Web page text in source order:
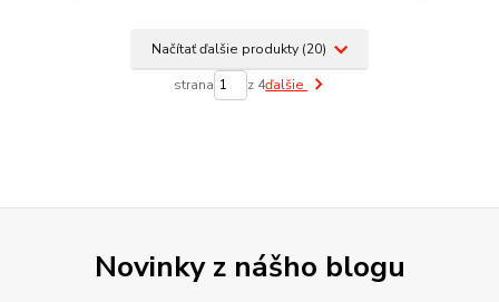
Načítať ďalšie produkty (20)
strana z 4ďalšie
Novinky z nášho blogu